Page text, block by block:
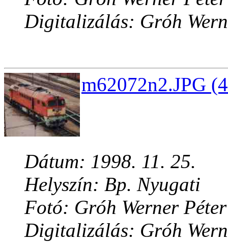
Digitalizálás: Gróh
m62072n2.JPG
Dátum: 1998. 11. 25.
Helyszín: Bp. Nyugati
Fotó: Gróh Werner Péter
Digitalizálás: Gróh